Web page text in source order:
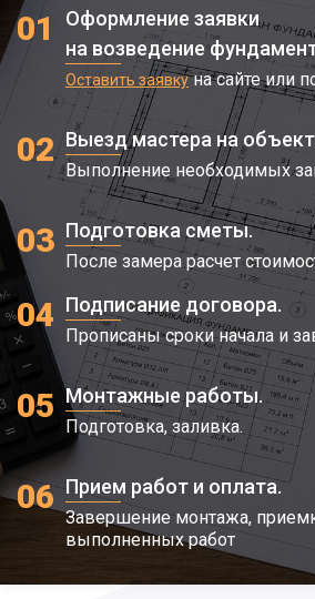
01
Оформление заявки
на возведение
Оставить заявкуна сайте или
02 Выезд мастера на
Выполнение необходимых
03 Подготовка сметы.
После замера расчет
04 Подписание договора.
Прописаны сроки начала и
05 Монтажные работы.
Подготовка, заливка.
06 Прием работ и оплата.
Завершение монтажа,
выполненных работ